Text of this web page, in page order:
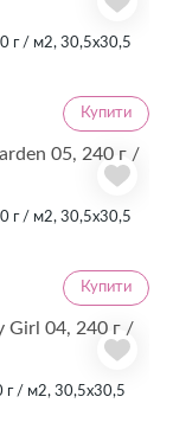
г / м2, 30,5х30,5
Купити
г / м2, 30,5х30,5
Купити
г / м2, 30,5х30,5